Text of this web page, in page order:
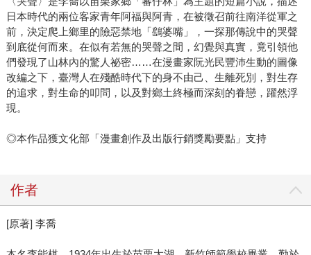
日本時代的兩位客家青年阿福與阿青，在被徵召前往南洋從軍之
前，決定爬上鄉里的險惡禁地「鷂婆嘴」，一探那傳說中的哭聲
到底從何而來。在似有若無的哭聲之間，幻覺與真實，竟引領他
們發現了山林內的驚人祕密……在漫畫家阮光民豐沛生動的圖像
改編之下，臺灣人在殘酷時代下的身不由己、生離死別，對生存
的追求，對生命的叩問，以及對鄉土終極而深刻的眷戀，躍然浮
現。
◎本作品獲文化部「漫畫創作及出版行銷獎勵要點」支持
作者
[原著] 李喬